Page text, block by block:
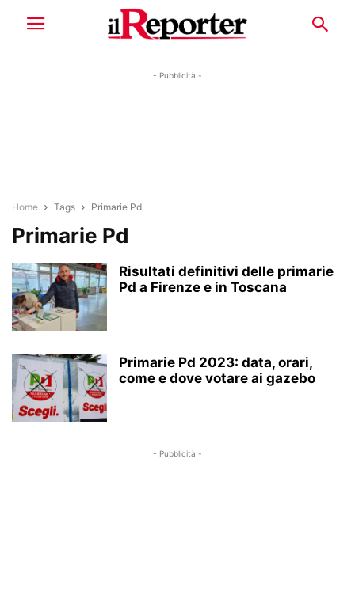
- Pubblicità -
Home Tags Primarie Pd
Primarie Pd
Risultati definitivi delle primarie
Pd a Firenze e in Toscana
Primarie Pd 2023: data, orari,
come e dove votare ai gazebo
- Pubblicità -